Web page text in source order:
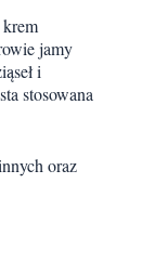
jamy
i
stosowana
oraz